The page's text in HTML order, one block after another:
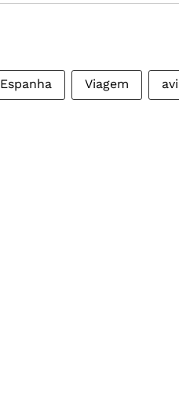
Espanha Viagem